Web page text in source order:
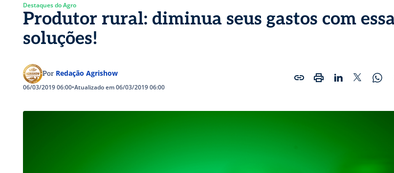
Destaques do Agro
Produtor rural: diminua seus gastos com
soluções!
Por Redação Agrishow
06/03/2019 06:00•Atualizado em 06/03/2019 06:00